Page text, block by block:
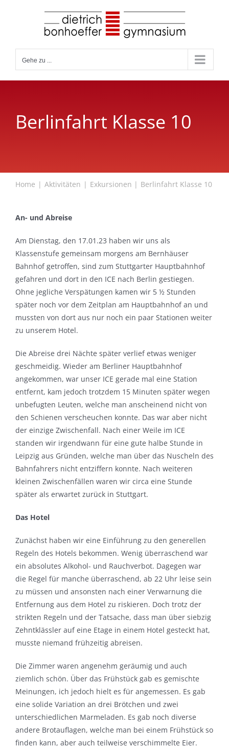
Gehe zu ...
Berlinfahrt Klasse 10
Home Aktivitäten Exkursionen Berlinfahrt Klasse 10
An- und Abreise
Am Dienstag, den 17.01.23 haben wir uns als
Klassenstufe gemeinsam morgens am Bernhäuser
Bahnhof getroffen, sind zum Stuttgarter Hauptbahnhof
gefahren und dort in den ICE nach Berlin gestiegen.
Ohne jegliche Verspätungen kamen wir 5 ½ Stunden
später noch vor dem Zeitplan am Hauptbahnhof an und
mussten von dort aus nur noch ein paar Stationen weiter
zu unserem Hotel.
Die Abreise drei Nächte später verlief etwas weniger
geschmeidig. Wieder am Berliner Hauptbahnhof
angekommen, war unser ICE gerade mal eine Station
entfernt, kam jedoch trotzdem 15 Minuten später wegen
unbefugten Leuten, welche man anscheinend nicht von
den Schienen verscheuchen konnte. Das war aber nicht
der einzige Zwischenfall. Nach einer Weile im ICE
standen wir irgendwann für eine gute halbe Stunde in
Leipzig aus Gründen, welche man über das Nuscheln des
Bahnfahrers nicht entziffern konnte. Nach weiteren
kleinen Zwischenfällen waren wir circa eine Stunde
später als erwartet zurück in Stuttgart.
Das Hotel
Zunächst haben wir eine Einführung zu den generellen
Regeln des Hotels bekommen. Wenig überraschend war
ein absolutes Alkohol- und Rauchverbot. Dagegen war
die Regel für manche überraschend, ab 22 Uhr leise sein
zu müssen und ansonsten nach einer Verwarnung die
Entfernung aus dem Hotel zu riskieren. Doch trotz der
strikten Regeln und der Tatsache, dass man über siebzig
Zehntklässler auf eine Etage in einem Hotel gesteckt hat,
musste niemand frühzeitig abreisen.
Die Zimmer waren angenehm geräumig und auch
ziemlich schön. Über das Frühstück gab es gemischte
Meinungen, ich jedoch hielt es für angemessen. Es gab
eine solide Variation an drei Brötchen und zwei
unterschiedlichen Marmeladen. Es gab noch diverse
andere Brotauflagen, welche man bei einem Frühstück so
finden kann, aber auch teilweise verschimmelte Eier.